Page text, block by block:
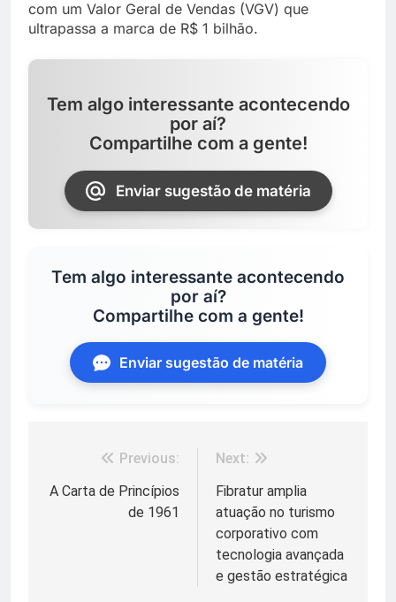
com um Valor Geral de Vendas (VGV) que
ultrapassa a marca de R$ 1 bilhão.
Tem algo interessante acontecendo
por aí?
Compartilhe com a gente!
Enviar sugestão de matéria
Tem algo interessante acontecendo
por aí?
Compartilhe com a gente!
Enviar sugestão de matéria
Navegação
de
Previous:
A Carta de Princípios
de 1961
Next:
Fibratur amplia
atuação no turismo
corporativo com
tecnologia avançada
e gestão estratégica